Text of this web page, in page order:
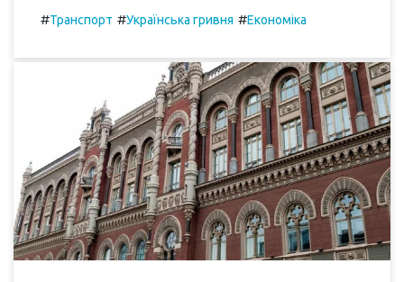
#Транспорт #Українська гривня #Економіка